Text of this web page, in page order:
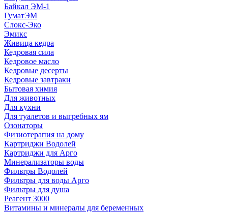
Байкал ЭМ-1
ГуматЭМ
Слокс-Эко
Эмикс
Живица кедра
Кедровая сила
Кедровое масло
Кедровые десерты
Кедровые завтраки
Бытовая химия
Для животных
Для кухни
Для туалетов и выгребных ям
Озонаторы
Физиотерапия на дому
Картриджи Водолей
Картриджи для Арго
Минерализаторы воды
Фильтры Водолей
Фильтры для воды Арго
Фильтры для душа
Реагент 3000
Витамины и минералы для беременных